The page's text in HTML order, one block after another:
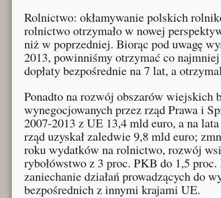
Rolnictwo: okłamywanie polskich
rolnictwo otrzymało w nowej
niż w poprzedniej. Biorąc pod uwagę
2013, powinniśmy otrzymać co
dopłaty bezpośrednie na 7 lat, a
Ponadto na rozwój obszarów wiejskich
wynegocjowanych przez rząd Prawa i
2007-2013 z UE 13,4 mld euro, a na
rząd uzyskał zaledwie 9,8 mld euro;
roku wydatków na rolnictwo, rozwój
rybołówstwo z 3 proc. PKB do 1,5
zaniechanie działań prowadzących do
bezpośrednich z innymi krajami UE.